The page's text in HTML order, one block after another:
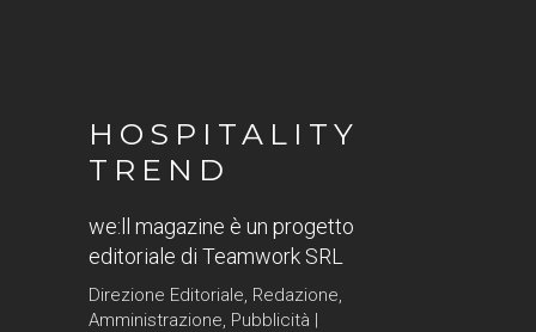
HOSPITALITY
TREND
we:ll magazine è un progetto
editoriale di Teamwork SRL
Direzione Editoriale, Redazione,
Amministrazione, Pubblicità |